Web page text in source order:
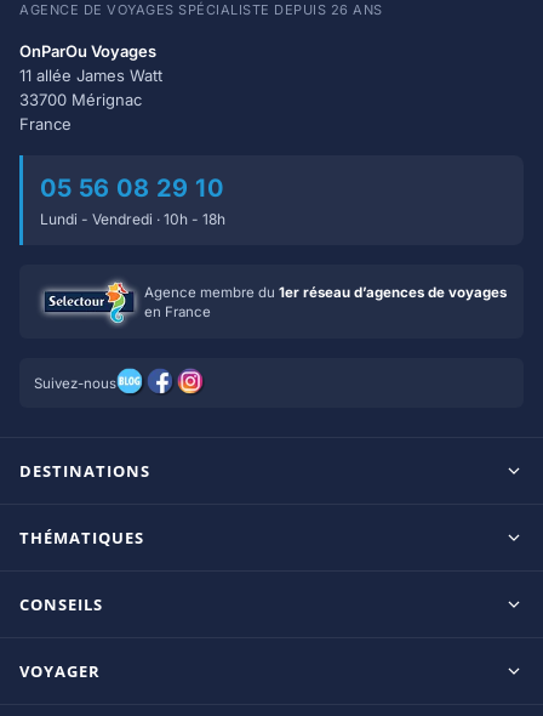
AGENCE DE VOYAGES SPÉCIALISTE DEPUIS 26 ANS
OnParOu Voyages
11 allée James Watt
33700 Mérignac
France
05 56 08 29 10
Lundi - Vendredi · 10h - 18h
Agence membre du 1er réseau d’agences de voyages
en France
Suivez-nous
DESTINATIONS
Ile Maurice
République Dominicaine
THÉMATIQUES
Adultes uniquement
CONSEILS
VOYAGER